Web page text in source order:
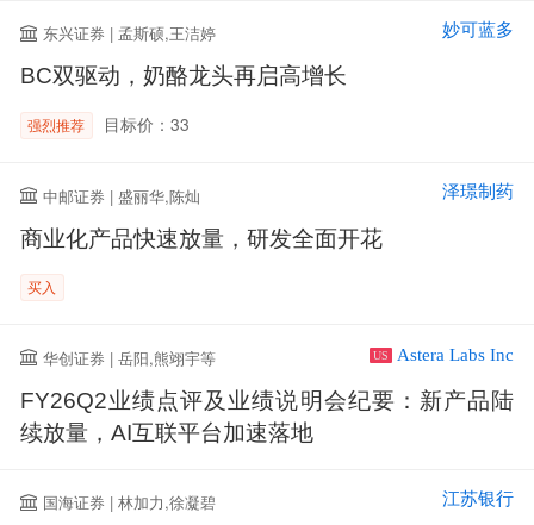
东兴证券 | 孟斯硕,王洁婷 妙可蓝多
BC双驱动，奶酪龙头再启高增长
强烈推荐 目标价：33
中邮证券 | 盛丽华,陈灿 泽璟制药
商业化产品快速放量，研发全面开花
买入
华创证券 | 岳阳,熊翊宇等 US Astera Labs Inc
FY26Q2业绩点评及业绩说明会纪要：新产品陆
续放量，AI互联平台加速落地
国海证券 | 林加力,徐凝碧 江苏银行